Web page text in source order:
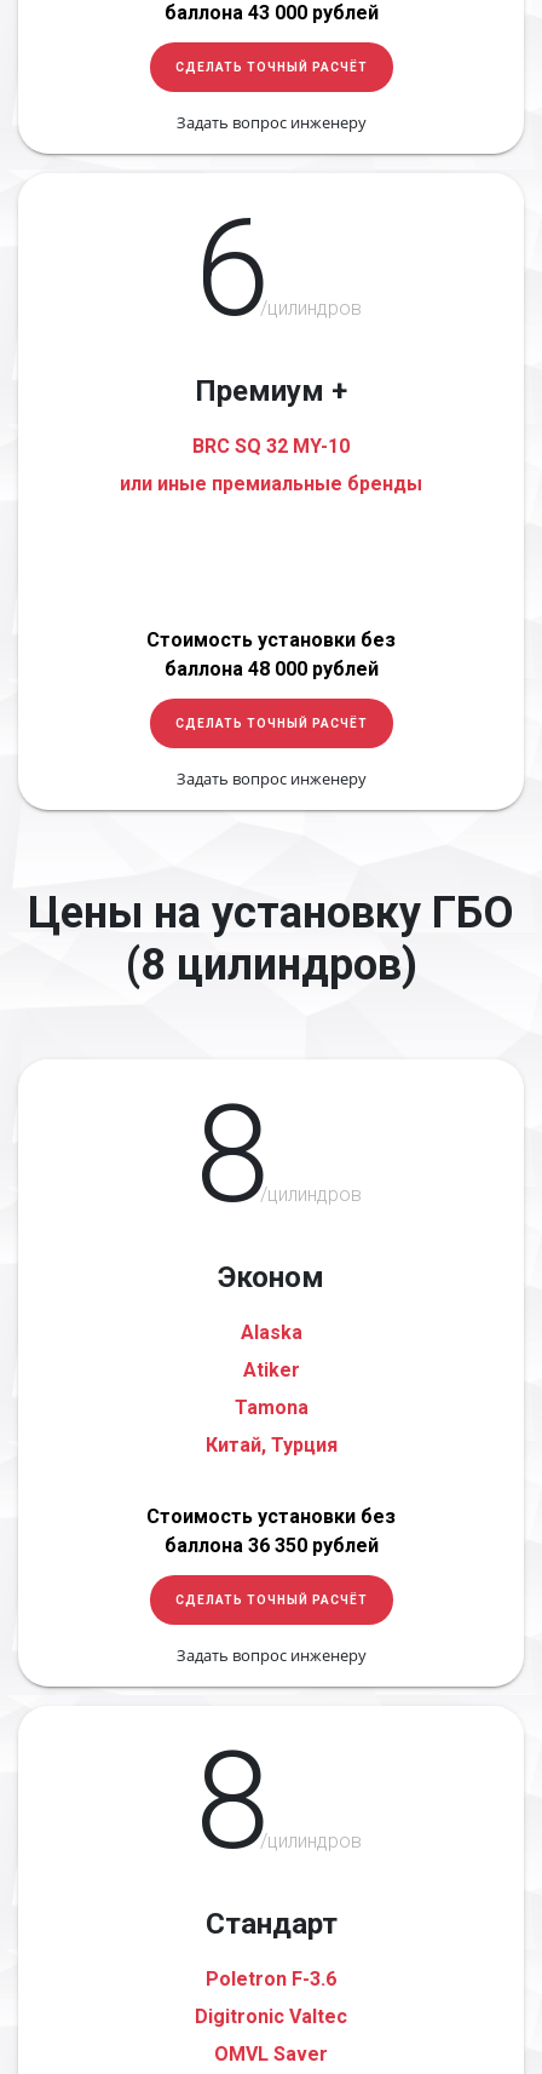
баллона 43 000 рублей
СДЕЛАТЬ ТОЧНЫЙ РАСЧЁТ
Задать вопрос инженеру
6/цилиндров
Премиум +
BRC SQ 32 MY-10
или иные премиальные бренды
Стоимость установки без
баллона 48 000 рублей
СДЕЛАТЬ ТОЧНЫЙ РАСЧЁТ
Задать вопрос инженеру
Цены на установку ГБО
(8 цилиндров)
8/цилиндров
Эконом
Alaska
Atiker
Tamona
Китай, Турция
Стоимость установки без
баллона 36 350 рублей
СДЕЛАТЬ ТОЧНЫЙ РАСЧЁТ
Задать вопрос инженеру
8/цилиндров
Стандарт
Poletron F-3.6
Digitronic Valtec
OMVL Saver